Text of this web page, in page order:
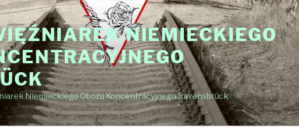
NIEMIECKIEGO
Niemieckiego Obozu Koncentracyjnego Ravensbrück